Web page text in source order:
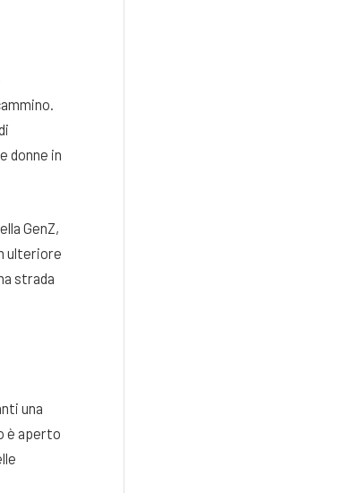
donne in
GenZ,
ulteriore
strada
una
è aperto